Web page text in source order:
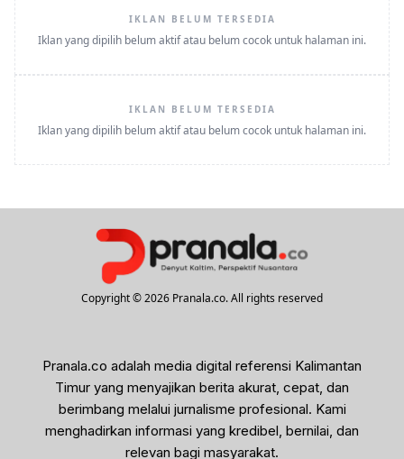
IKLAN BELUM TERSEDIA
Iklan yang dipilih belum aktif atau belum cocok untuk halaman ini.
IKLAN BELUM TERSEDIA
Iklan yang dipilih belum aktif atau belum cocok untuk halaman ini.
Copyright © 2026 Pranala.co. All rights reserved
Pranala.co adalah media digital referensi Kalimantan
Timur yang menyajikan berita akurat, cepat, dan
berimbang melalui jurnalisme profesional. Kami
menghadirkan informasi yang kredibel, bernilai, dan
relevan bagi masyarakat.